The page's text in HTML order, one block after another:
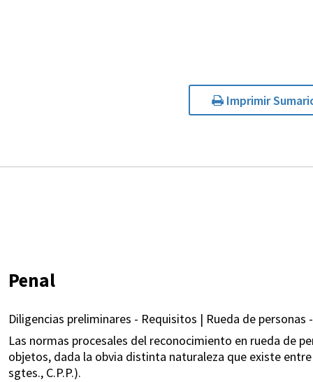
Imprimir
Penal
Diligencias preliminares - Requisitos | Rueda de personas
Las normas procesales del reconocimiento en rueda de
objetos, dada la obvia distinta naturaleza que existe
sgtes., C.P.P.).